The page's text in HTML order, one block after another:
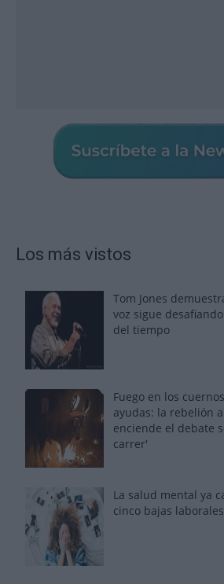
Los más vistos
Tom Jones
voz sigue
del tiempo
Fuego en los
ayudas: la rebelión
enciende el debate
carrer'
La salud mental ya
cinco bajas laborales